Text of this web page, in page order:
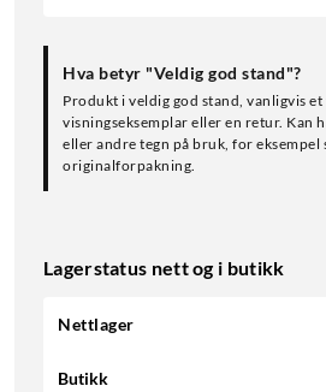
Hva betyr "Veldig god stand"?
Produkt i veldig god stand, vanligvis
visningseksemplar eller en retur. Kan
eller andre tegn på bruk, for eksempel
originalforpakning.
Lagerstatus nett og i butikk
Nettlager
Butikk